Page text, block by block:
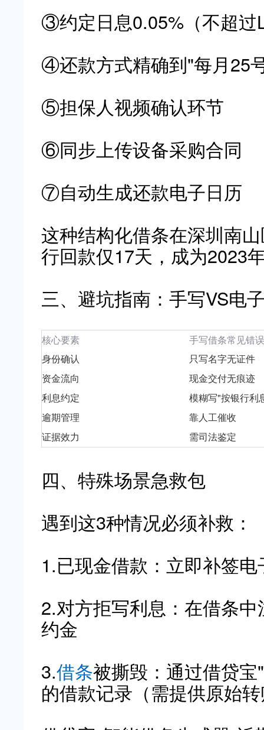
③约定日息0.05%（不超过
④还款方式精确到"每月25
⑤担保人视频确认环节
⑥同步上传设备采购合同
⑦自动生成还款电子日历
这种结构化借条在深圳南
行回款仅17天，成为2023
三、避坑指南：手写VS电
核心要素
手写借条常见错误
身份确认
只写名字无证件
资金流向
现金交付无痕迹
利息约定
模糊写"按银行利
逾期管理
靠人工催收
证据效力
需司法鉴定
四、特殊场景急救包
遇到这3种情况必须补救：
1.已现金借款：立即补签
2.对方拒写利息：在借条
约金
3.借条被撕毁：通过借贷
的借款记录（需提供原始